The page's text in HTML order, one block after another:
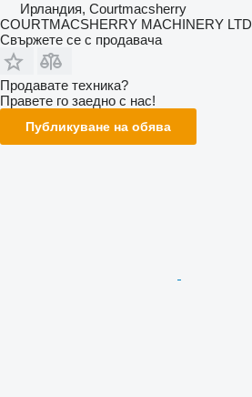
Ирландия, Courtmacsherry
COURTMACSHERRY MACHINERY LTD
Свържете се с продавача
Продавате техника?
Правете го заедно с нас!
Публикуване на обява